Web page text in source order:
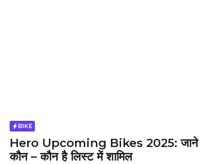
BIKE
Hero Upcoming Bikes 2025: जाने
कौन – कौन है लिस्ट में शामिल